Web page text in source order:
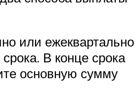
или ежеквартально
В конце срока
основную сумму